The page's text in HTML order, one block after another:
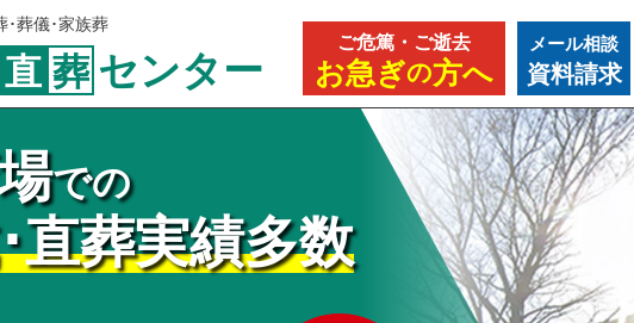
･葬儀･家族葬
直 葬 センター
ご危篤・ご逝去
お急ぎの方へ
メール相談
資料請求
での
直葬実績多数